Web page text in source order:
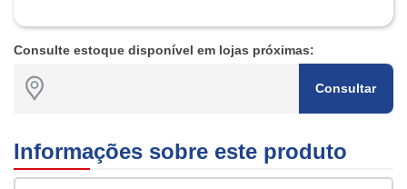
Consulte estoque disponível em lojas próximas:
Consultar
Informações sobre este produto